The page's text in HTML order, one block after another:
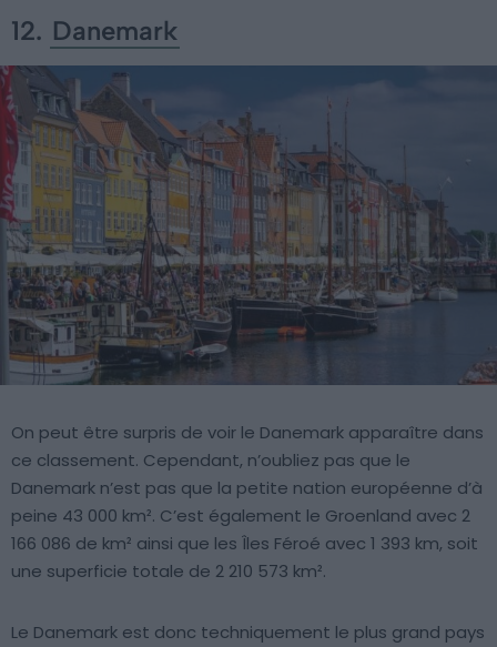
12. Danemark
On peut être surpris de voir le Danemark apparaître dans
ce classement. Cependant, n’oubliez pas que le
Danemark n’est pas que la petite nation européenne d’à
peine 43 000 km². C’est également le Groenland avec 2
166 086 de km² ainsi que les Îles Féroé avec 1 393 km, soit
une superficie totale de 2 210 573 km².
Le Danemark est donc techniquement le plus grand pays